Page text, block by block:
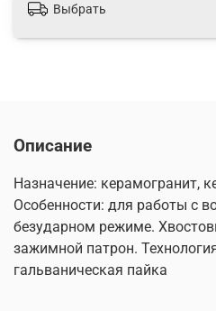
Выбрать
Описание
Назначение: керамогранит,
Особенности: для работы с
безударном режиме.
зажимной патрон.
гальваническая пайка